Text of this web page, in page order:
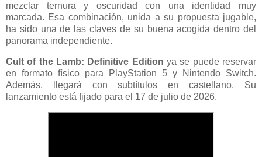
mezclar ternura y oscuridad con una identidad muy
marcada. Esa combinación, unida a su propuesta jugable,
ha sido una de las claves de su buena acogida dentro del
panorama independiente.
Cult of the Lamb: Definitive Edition ya se puede reservar
en formato físico para PlayStation 5 y Nintendo Switch.
Además, llegará con subtítulos en castellano. Su
lanzamiento está fijado para el 17 de julio de 2026.